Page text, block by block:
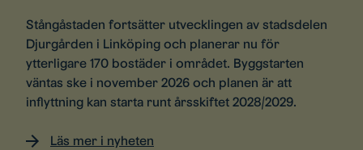
Stångåstaden fortsätter utvecklingen av stadsdelen
Djurgården i Linköping och planerar nu för
ytterligare 170 bostäder i området. Byggstarten
väntas ske i november 2026 och planen är att
inflyttning kan starta runt årsskiftet 2028/2029.
Läs mer i nyheten